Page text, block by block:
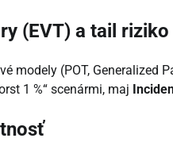
(EVT) a tail riziko
modely (POT, Generalized
1 %“ scenármi, maj